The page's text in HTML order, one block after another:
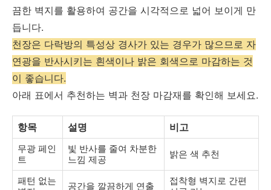
끔한 벽지를 활용하여 공간을 시각적으로 넓어 보이게 만
듭니다.
천장은 다락방의 특성상 경사가 있는 경우가 많으므로 자
연광을 반사시키는 흰색이나 밝은 회색으로 마감하는 것
이 좋습니다.
아래 표에서 추천하는 벽과 천장 마감재를 확인해 보세요.
항목 설명 비고
무광 페인
트
빛 반사를 줄여 차분한
느낌 제공
밝은 색 추천
패턴 없는
공간을 깔끔하게 연출
접착형 벽지로 간편